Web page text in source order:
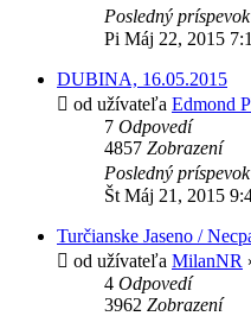
Posledný príspevok
Pi Máj 22, 2015
DUBINA, 16.05.2015
od užívateľa Edmond
7 Odpovedí
4857 Zobrazení
Posledný príspevok
Št Máj 21, 2015
Turčianske Jaseno /
od užívateľa MilanNR
4 Odpovedí
3962 Zobrazení